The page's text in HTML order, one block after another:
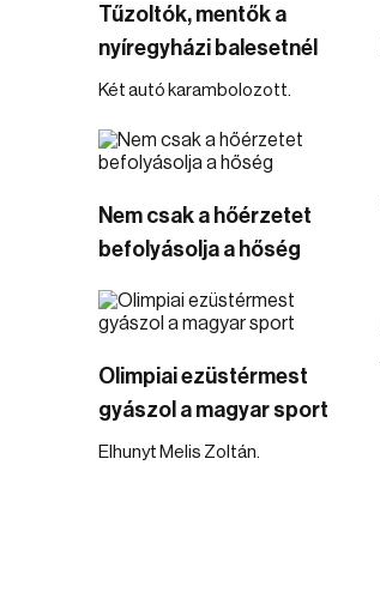
Tűzoltók, mentők a
nyíregyházi balesetnél
Két autó karambolozott.
Nem csak a hőérzetet
befolyásolja a hőség
Olimpiai ezüstérmest
gyászol a magyar sport
Elhunyt Melis Zoltán.